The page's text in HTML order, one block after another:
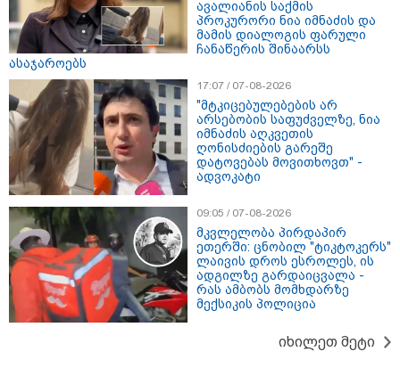
თბილისი - ანტალია 1382.20
ლარიდან
თბილისი - ჰერაკლიონი 1778.80
ლარიდან
თბილისი - ბუდაპეშტი 1421.00
ავალიანის საქმის
პროკურორი ნია იმნაძის და
მამის დიალოგის ფარული
ჩანაწერის შინაარსს
ასაჯაროებს
17:07 / 07-08-2026
"მტკიცებულებების არ
არსებობის საფუძველზე, ნია
იმნაძის აღკვეთის
ღონისძიების გარეშე
დატოვებას მოვითხოვთ" -
ადვოკატი
09:05 / 07-08-2026
მკვლელობა პირდაპირ
ეთერში: ცნობილ "ტიკტოკერს"
ლაივის დროს ესროლეს, ის
ადგილზე გარდაიცვალა -
რას ამბობს მომხდარზე
მექსიკის პოლიცია
იხილეთ მეტი